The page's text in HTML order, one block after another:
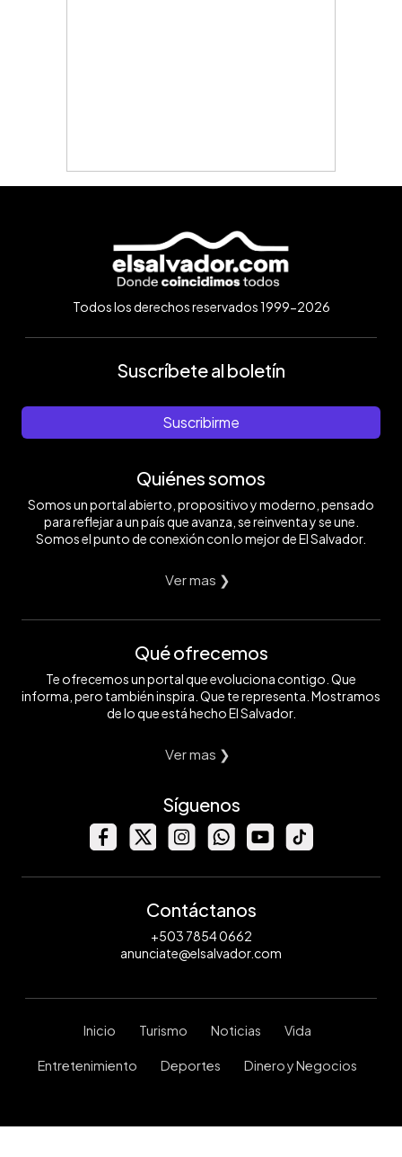
Todos los derechos reservados 1999-2026
Suscríbete al boletín
Suscribirme
Quiénes somos
Somos un portal abierto, propositivo y moderno, pensado
para reflejar a un país que avanza, se reinventa y se une.
Somos el punto de conexión con lo mejor de El Salvador.
Ver mas ❯
Qué ofrecemos
Te ofrecemos un portal que evoluciona contigo. Que
informa, pero también inspira. Que te representa. Mostramos
de lo que está hecho El Salvador.
Ver mas ❯
Síguenos
Contáctanos
+503 7854 0662
anunciate@elsalvador.com
Inicio Turismo Noticias Vida
Entretenimiento Deportes Dinero y Negocios